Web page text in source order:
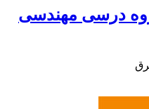
درسی مهندسی